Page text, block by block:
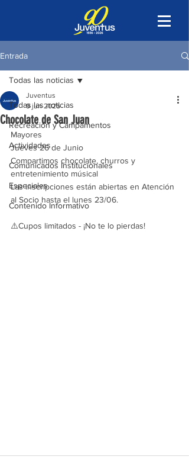
Entrada
Todas las noticias
Recreación y Campamentos
Actividades
Comunicados Institucionales
Especiales
Contenido Informativo
Todas las noticias
Chocolate de San Juan
Juventus
9 jun 2025
Mayores
Jueves 26 de Junio
Compartimos chocolate, churros y
entretenimiento músical
Las inscripciones están abiertas en Atención
al Socio hasta el lunes 23/06.
⚠️Cupos limitados - ¡No te lo pierdas!